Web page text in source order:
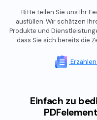
Bitte teilen Sie uns Ihr
ausfüllen. Wir schätzen
Produkte und
dass Sie sich bereits die
Einfach zu